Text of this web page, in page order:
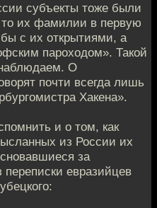
субъекты тоже были
их фамилии в первую
с их открытиями, а
пароходом». Такой
О
почти всегда лишь
Хакена».
и о том, как
из России их
за
евразийцев